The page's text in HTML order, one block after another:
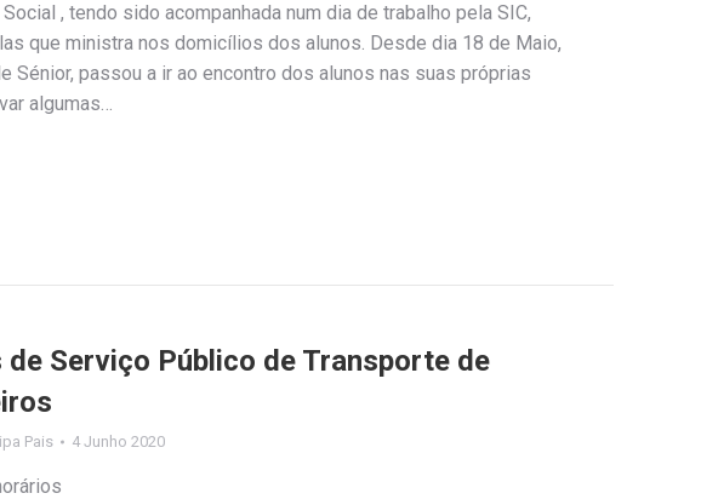
, tendo sido acompanhada num dia de trabalho pela SIC,
que ministra nos domicílios dos alunos. Desde dia 18 de Maio,
Sénior, passou a ir ao encontro dos alunos nas suas próprias
algumas…
de Serviço Público de Transporte de
Pais 4 Junho 2020